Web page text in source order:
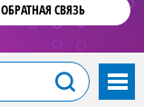
ОБРАТНАЯ СВЯЗЬ